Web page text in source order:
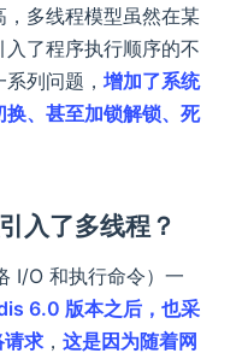
多线程模型虽然在某
了程序执行顺序的不
列问题， 增加了系统
、甚至加锁解锁、死
入了多线程？
I/O 和执行命令）一
6.0 版本之后，也采
请求 ， 这是因为随着网